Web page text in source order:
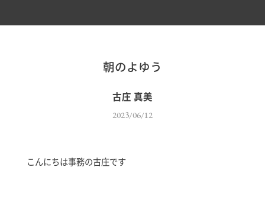
朝のよゆう
古庄 真美
2023/06/12
こんにちは事務の古庄です